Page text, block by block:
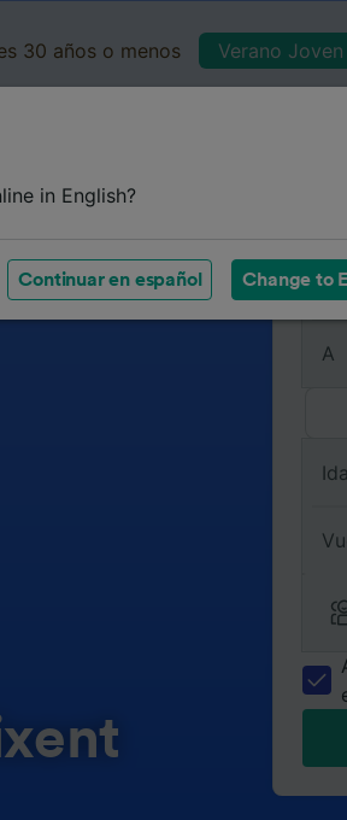
30 años o menos Verano
De
A
in English?
Continuar en español Change to